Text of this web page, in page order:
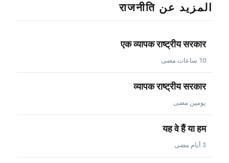
المزيد عن राजनीति
एक व्यापक राष्ट्रीय सरकार
10 ساعات مضى
व्यापक राष्ट्रीय सरकार
يومين مضى
यह वे हैं या हम
3 أيام مضى